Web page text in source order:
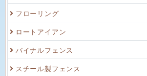
フローリング
ロートアイアン
バイナルフェンス
スチール製フェンス